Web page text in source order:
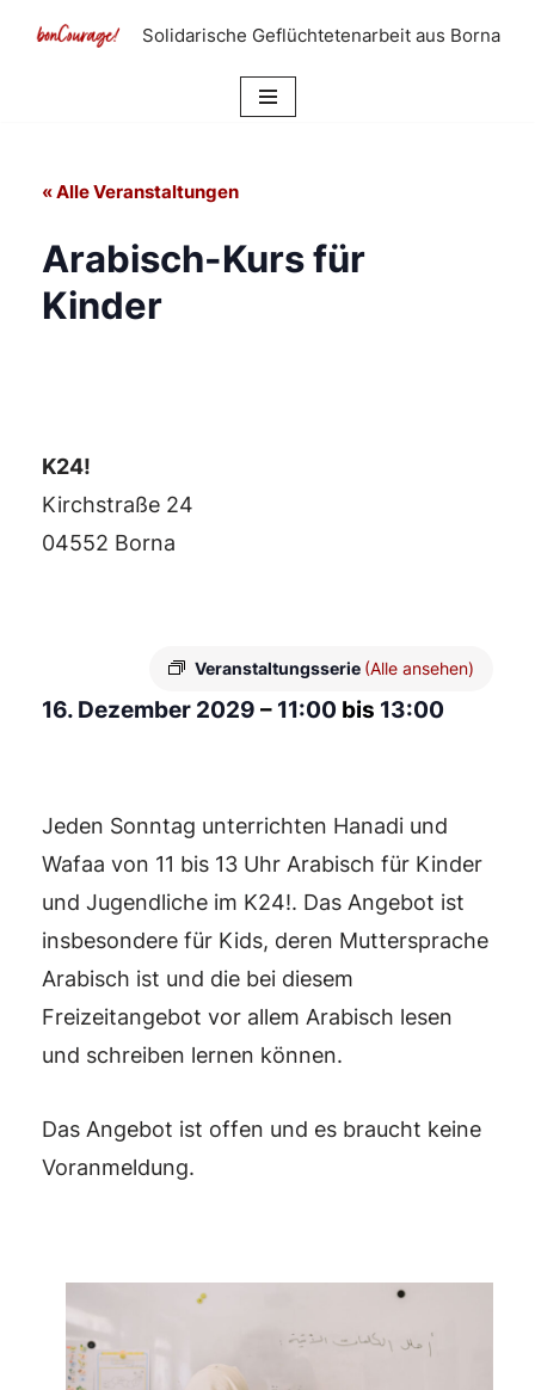
Solidarische Geflüchtetenarbeit aus Borna
« Alle Veranstaltungen
Arabisch-Kurs für
Kinder
K24!
Kirchstraße 24
04552 Borna
Veranstaltungsserie (Alle ansehen)
16. Dezember 2029 – 11:00 bis 13:00
Jeden Sonntag unterrichten Hanadi und
Wafaa von 11 bis 13 Uhr Arabisch für Kinder
und Jugendliche im K24!. Das Angebot ist
insbesondere für Kids, deren Muttersprache
Arabisch ist und die bei diesem
Freizeitangebot vor allem Arabisch lesen
und schreiben lernen können.
Das Angebot ist offen und es braucht keine
Voranmeldung.